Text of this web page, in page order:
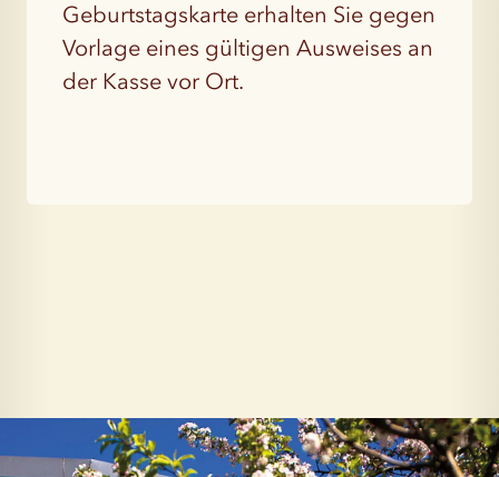
Geburtstagskarte erhalten Sie gegen
Vorlage eines gültigen Ausweises an
der Kasse vor Ort.